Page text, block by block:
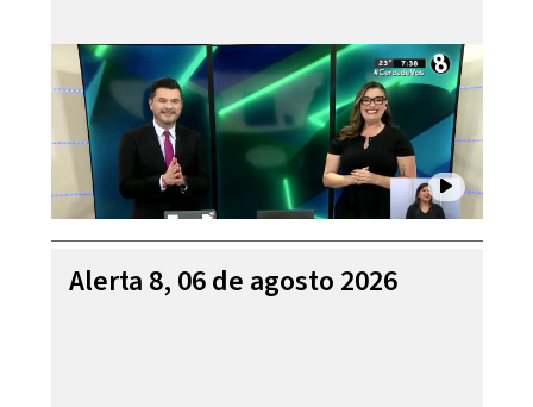
Alerta 8, 06 de agosto 2026